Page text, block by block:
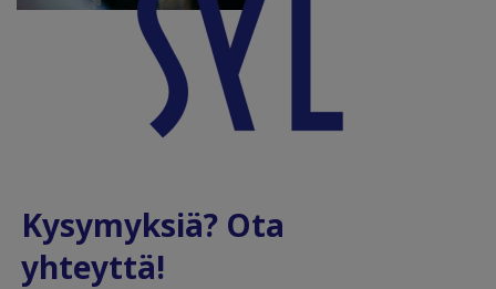
Kysymyksiä? Ota
yhteyttä!